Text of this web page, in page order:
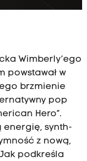
Wimberly’ego
powstawał w
brzmienie
pop
Hero”.
energię, synth-
z nową,
podkreśla